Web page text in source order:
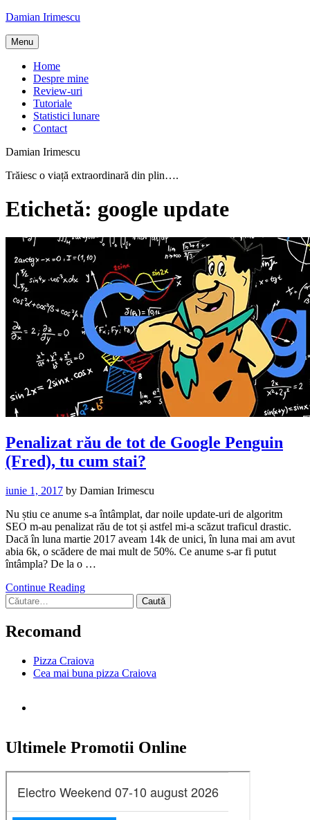
Skip
content
Damian Irimescu
Menu
Home
Despre mine
Review-uri
Tutoriale
Statistici lunare
Contact
Damian Irimescu
Trăiesc o viață extraordinară din plin….
Etichetă: google update
Penalizat rău de tot de Google Penguin
(Fred), tu cum stai?
iunie 1, 2017 by Damian Irimescu
Nu știu ce anume s-a întâmplat, dar noile update-uri de algoritm
SEO m-au penalizat rău de tot și astfel mi-a scăzut traficul drastic.
Dacă în luna martie 2017 aveam 14k de unici, în luna mai am avut
abia 6k, o scădere de mai mult de 50%. Ce anume s-ar fi putut
întâmpla? De la o …
Continue Reading
Caută
după:
Recomand
Pizza Craiova
Cea mai buna pizza Craiova
Ultimele Promotii Online